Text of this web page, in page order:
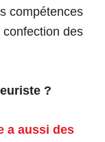
compétences
des
?
a aussi des